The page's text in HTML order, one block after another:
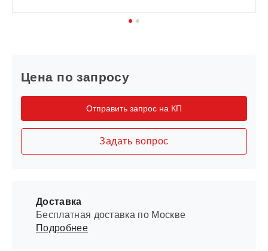
Цена по запросу
Отправить запрос на КП
Задать вопрос
Доставка
Бесплатная доставка по Москве
Подробнее